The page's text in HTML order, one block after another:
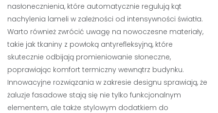
nasłonecznienia, które automatycznie regulują kąt
nachylenia lameli w zależności od intensywności światła.
Warto również zwrócić uwagę na nowoczesne materiały,
takie jak tkaniny z powłoką antyrefleksyjną, które
skutecznie odbijają promieniowanie słoneczne,
poprawiając komfort termiczny wewnątrz budynku.
Innowacyjne rozwiązania w zakresie designu sprawiają, że
żaluzje fasadowe stają się nie tylko funkcjonalnym
elementem, ale także stylowym dodatkiem do